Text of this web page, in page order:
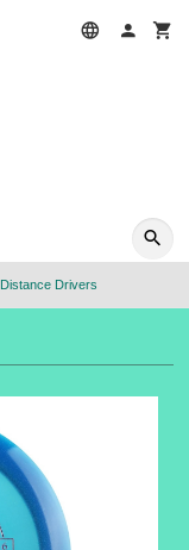
Distance Drivers